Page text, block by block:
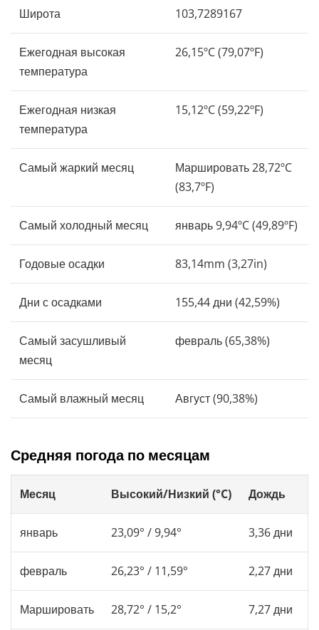
Широта 103,7289167
Ежегодная высокая
температура
26,15ºC (79,07ºF)
Ежегодная низкая
температура
15,12ºC (59,22ºF)
Самый жаркий месяц
Маршировать 28,72ºC
(83,7ºF)
Самый холодный месяц январь 9,94ºC (49,89ºF)
Годовые осадки 83,14mm (3,27in)
Дни с осадками 155,44 дни (42,59%)
Самый засушливый
месяц
февраль (65,38%)
Самый влажный месяц Август (90,38%)
Средняя погода по месяцам
Месяц Высокий/Низкий (°C) Дождь
январь 23,09° / 9,94° 3,36 дни
февраль 26,23° / 11,59° 2,27 дни
Маршировать 28,72° / 15,2° 7,27 дни